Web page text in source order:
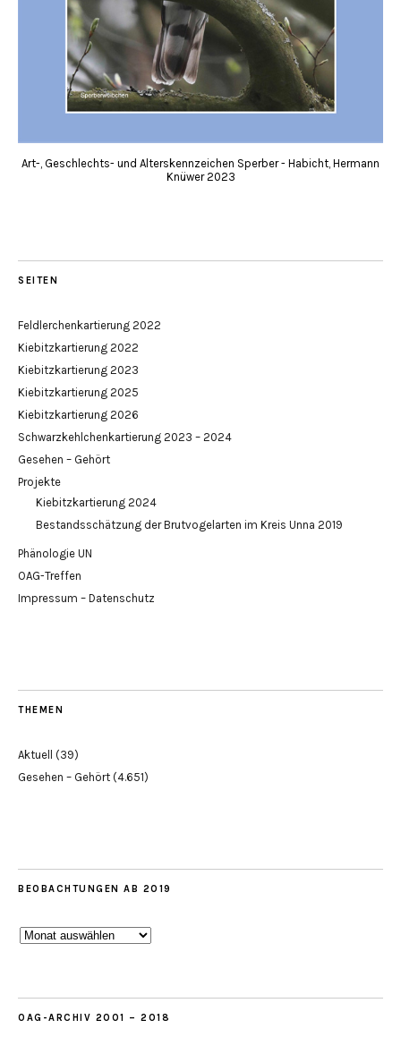
Art-, Geschlechts- und Alterskennzeichen Sperber - Habicht, Hermann
Knüwer 2023
SEITEN
Feldlerchenkartierung 2022
Kiebitzkartierung 2022
Kiebitzkartierung 2023
Kiebitzkartierung 2025
Kiebitzkartierung 2026
Schwarzkehlchenkartierung 2023 – 2024
Gesehen – Gehört
Projekte
Kiebitzkartierung 2024
Bestandsschätzung der Brutvogelarten im Kreis Unna 2019
Phänologie UN
OAG-Treffen
Impressum – Datenschutz
THEMEN
Aktuell (39)
Gesehen – Gehört (4.651)
BEOBACHTUNGEN AB 2019
Beobachtungen
OAG-ARCHIV 2001 – 2018